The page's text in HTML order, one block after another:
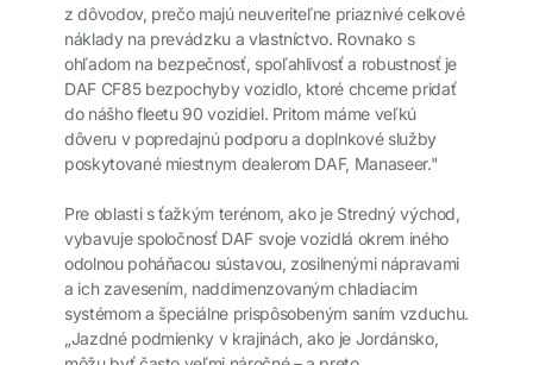
z dôvodov, prečo majú neuveriteľne priaznivé celkové
náklady na prevádzku a vlastníctvo. Rovnako s
ohľadom na bezpečnosť, spoľahlivosť a robustnosť je
DAF CF85 bezpochyby vozidlo, ktoré chceme pridať
do nášho fleetu 90 vozidiel. Pritom máme veľkú
dôveru v popredajnú podporu a doplnkové služby
poskytované miestnym dealerom DAF, Manaseer."
Pre oblasti s ťažkým terénom, ako je Stredný východ,
vybavuje spoločnosť DAF svoje vozidlá okrem iného
odolnou poháňacou sústavou, zosilnenými nápravami
a ich zavesením, naddimenzovaným chladiacim
systémom a špeciálne prispôsobeným saním vzduchu.
„Jazdné podmienky v krajinách, ako je Jordánsko,